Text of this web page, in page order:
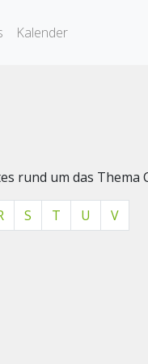
Kalender
rund um das Thema
S T U
V